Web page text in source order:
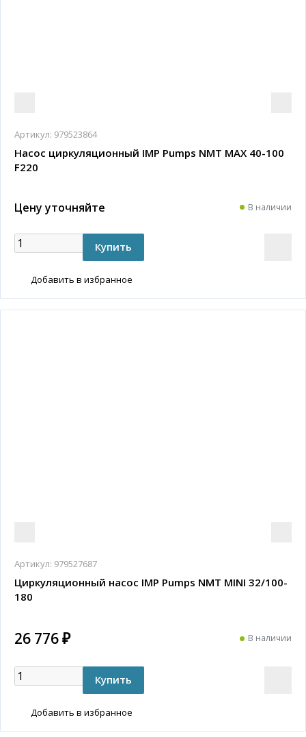
Артикул: 979523864
Насос циркуляционный IMP Pumps NMT MAX 40-100
F220
Цену уточняйте В наличии
Добавить в избранное
Артикул: 979527687
Циркуляционный насос IMP Pumps NMT MINI 32/100-
180
26 776 ₽ В наличии
Добавить в избранное